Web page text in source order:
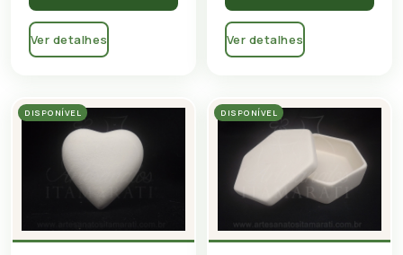
Ver detalhes Ver detalhes
DISPONÍVEL DISPONÍVEL